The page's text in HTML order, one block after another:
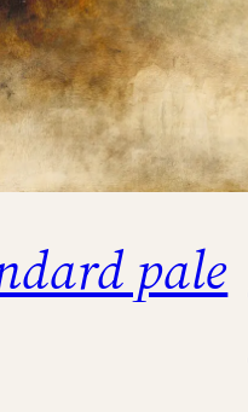
pale